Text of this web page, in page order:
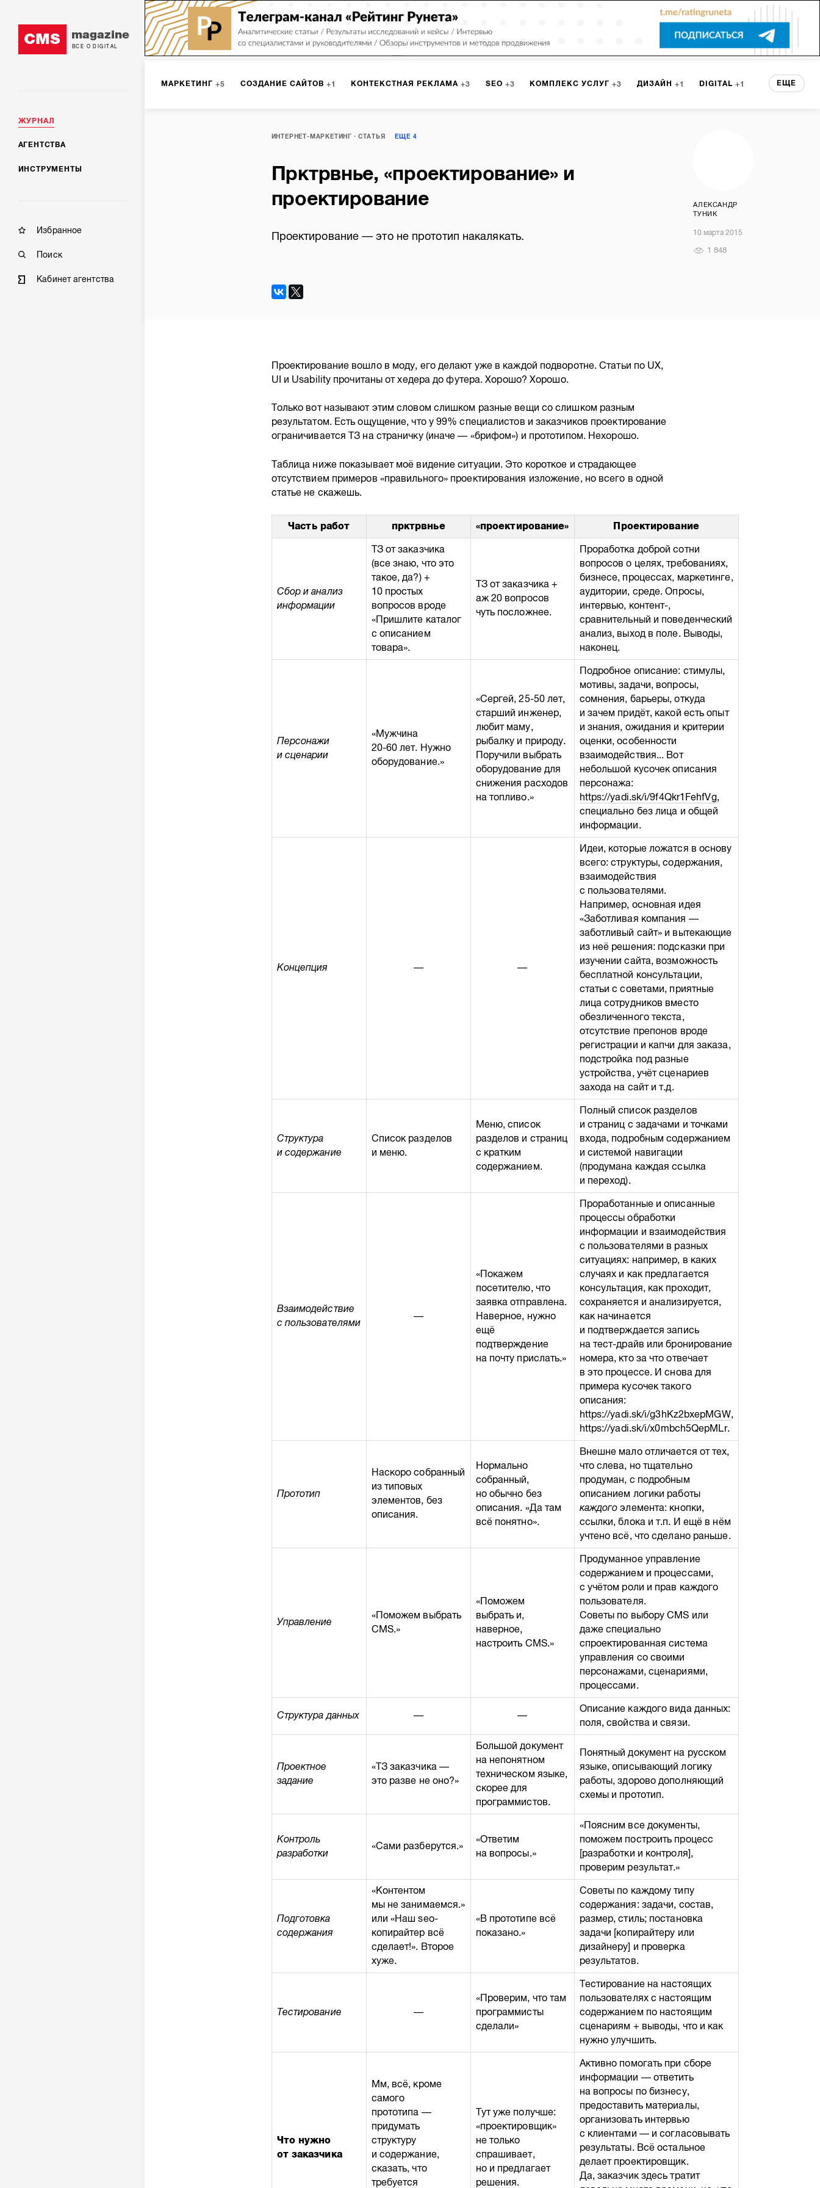
CMS magazine
ВСЕ О DIGITAL
ЖУРНАЛ
АГЕНТСТВА
ИНСТРУМЕНТЫ
Избранное
Поиск
Кабинет агентства
МАРКЕТИНГ 5 СОЗДАНИЕ САЙТОВ 1 КОНТЕКСТНАЯ РЕКЛАМА 3 SEO 3 КОМПЛЕКС УСЛУГ 3 ДИЗАЙН 1 DIGITAL 1
ИНТЕРНЕТ-МАРКЕТИНГ 8 ПРОГРАММИРОВАНИЕ
МОБИЛЬНАЯ РАЗРАБОТКА ЮЗАБИЛИТИ ИНТРАНЕТ МОНИТОРИНГ МЕНЕДЖМЕНТ 1
ЕЩЕ
ИНТЕРНЕТ-МАРКЕТИНГ СТАТЬЯ ЕЩЕ 4
Прктрвнье, «проектирование» и
проектирование
Проектирование — это не прототип накалякать.
АЛЕКСАНДР
ТУНИК
10 марта 2015
1 848
Проектирование вошло в моду, его делают уже в каждой подворотне. Статьи по UX,
UI и Usability прочитаны от хедера до футера. Хорошо? Хорошо.
Только вот называют этим словом слишком разные вещи со слишком разным
результатом. Есть ощущение, что у 99% специалистов и заказчиков проектирование
ограничивается ТЗ на страничку (иначе — «брифом») и прототипом. Нехорошо.
Таблица ниже показывает моё видение ситуации. Это короткое и страдающее
отсутствием примеров «правильного» проектирования изложение, но всего в одной
статье не скажешь.
Часть работ прктрвнье «проектирование» Проектирование
Сбор и анализ
информации
ТЗ от заказчика
(все знаю, что это
такое, да?) +
10 простых
вопросов вроде
«Пришлите каталог
с описанием
товара».
ТЗ от заказчика +
аж 20 вопросов
чуть посложнее.
Проработка доброй сотни
вопросов о целях, требованиях,
бизнесе, процессах, маркетинге,
аудитории, среде. Опросы,
интервью, контент-,
сравнительный и поведенческий
анализ, выход в поле. Выводы,
наконец.
Персонажи
и сценарии
«Мужчина
20-60 лет. Нужно
оборудование.»
«Сергей,25-50 лет,
старший инженер,
любит маму,
рыбалку и природу.
Поручили выбрать
оборудование для
снижения расходов
на топливо.»
Подробное описание: стимулы,
мотивы, задачи, вопросы,
сомнения, барьеры, откуда
и зачем придёт, какой есть опыт
и знания, ожидания и критерии
оценки, особенности
взаимодействия... Вот
небольшой кусочек описания
персонажа:
https://yadi.sk/i/9f4Qkr1FehfVg,
специально без лица и общей
информации.
Концепция — —
Идеи, которые ложатся в основу
всего: структуры, содержания,
взаимодействия
с пользователями.
Например, основная идея
«Заботливая компания —
заботливый сайт» и вытекающие
из неё решения: подсказки при
изучении сайта, возможность
бесплатной консультации,
статьи с советами, приятные
лица сотрудников вместо
обезличенного текста,
отсутствие препонов вроде
регистрации и капчи для заказа,
подстройка под разные
устройства, учёт сценариев
захода на сайт и т.д.
Структура
и содержание
Список разделов
и меню.
Меню, список
разделов и страниц
с кратким
содержанием.
Полный список разделов
и страниц с задачами и точками
входа, подробным содержанием
и системой навигации
(продумана каждая ссылка
и переход).
Взаимодействие
с пользователями
—
«Покажем
посетителю, что
заявка отправлена.
Наверное, нужно
ещё
подтверждение
на почту прислать.»
Проработанные и описанные
процессы обработки
информации и взаимодействия
с пользователями в разных
ситуациях: например, в каких
случаях и как предлагается
консультация, как проходит,
сохраняется и анализируется,
как начинается
и подтверждается запись
на тест-драйв или бронирование
номера, кто за что отвечает
в это процессе. И снова для
примера кусочек такого
описания:
https://yadi.sk/i/g3hKz2bxepMGW,
https://yadi.sk/i/x0mbch5QepMLr.
Прототип
Наскоро собранный
из типовых
элементов, без
описания.
Нормально
собранный,
но обычно без
описания. «Да там
всё понятно».
Внешне мало отличается от тех,
что слева, но тщательно
продуман, с подробным
описанием логики работы
каждогоэлемента: кнопки,
ссылки, блока и т.п. И ещё в нём
учтено всё, что сделано раньше.
Управление
«Поможем выбрать
CMS.»
«Поможем
выбрать и,
наверное,
настроить CMS.»
Продуманное управление
содержанием и процессами,
с учётом роли и прав каждого
пользователя.
Советы по выбору CMS или
даже специально
спроектированная система
управления со своими
персонажами, сценариями,
процессами.
Структура данных — —
Описание каждого вида данных:
поля, свойства и связи.
Проектное
задание
«ТЗ заказчика —
это разве не оно?»
Большой документ
на непонятном
техническом языке,
скорее для
программистов.
Понятный документ на русском
языке, описывающий логику
работы, здорово дополняющий
схемы и прототип.
Контроль
разработки
«Сами разберутся.»
«Ответим
на вопросы.»
«Поясним все документы,
поможем построить процесс
[разработки и контроля],
проверим результат.»
Подготовка
содержания
«Контентом
мы не занимаемся.»
или «Наш seo-
копирайтер всё
сделает!». Второе
хуже.
«В прототипе всё
показано.»
Советы по каждому типу
содержания: задачи, состав,
размер, стиль; постановка
задачи [копирайтеру или
дизайнеру] и проверка
результатов.
Тестирование —
«Проверим, что там
программисты
сделали»
Тестирование на настоящих
пользователях с настоящим
содержанием по настоящим
сценариям + выводы, что и как
нужно улучшить.
Что нужно
от заказчика
Мм, всё, кроме
самого
прототипа —
придумать
структуру
и содержание,
сказать, что
требуется
Тут уже получше:
«проектировщик»
не только
спрашивает,
но и предлагает
решения.
Активно помогать при сборе
информации — ответить
на вопросы по бизнесу,
предоставить материалы,
организовать интервью
с клиентами — и согласовывать
результаты. Всё остальное
делает проектировщик.
Да, заказчик здесь тратит